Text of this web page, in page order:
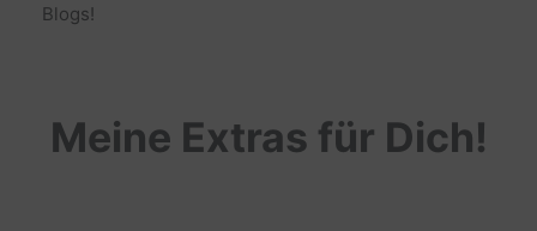
Blogs!
Meine Extras für Dich!